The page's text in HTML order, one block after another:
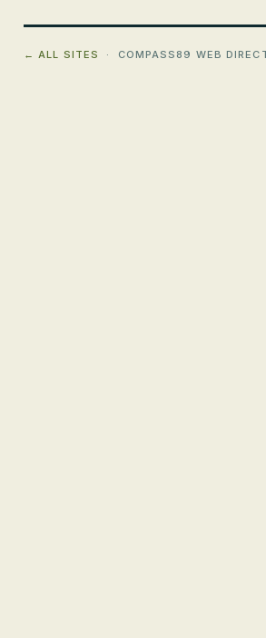
← ALL SITES · COMPASS89 WEB